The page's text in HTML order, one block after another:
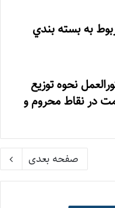
به بسته بندي
نحوه توزيع
در نقاط محروم و
صفحه بعدی